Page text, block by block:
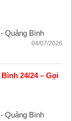
Quảng Bình
04/07/2026
24/24 – Gọi
Quảng Bình